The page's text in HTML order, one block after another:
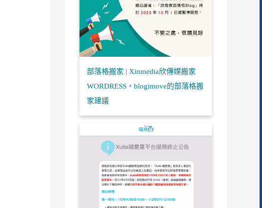
部落格搬家 | Xinmedia欣傳媒搬家
WORDRESS，blogimove的部落格搬
家建議